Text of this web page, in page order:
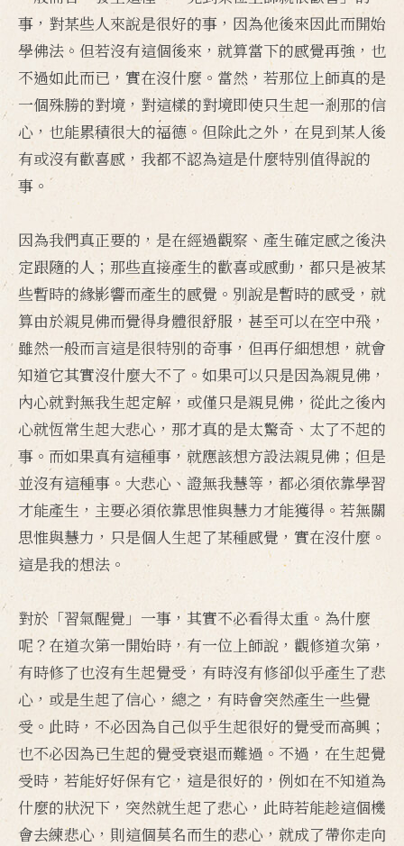
事，對某些人來說是很好的事，因為他後來因此而開始
學佛法。但若沒有這個後來，就算當下的感覺再強，也
不過如此而已，實在沒什麼。當然，若那位上師真的是
一個殊勝的對境，對這樣的對境即使只生起一剎那的信
心，也能累積很大的福德。但除此之外，在見到某人後
有或沒有歡喜感，我都不認為這是什麼特別值得說的
事。
因為我們真正要的，是在經過觀察、產生確定感之後決
定跟隨的人；那些直接產生的歡喜或感動，都只是被某
些暫時的緣影響而產生的感覺。別說是暫時的感受，就
算由於親見佛而覺得身體很舒服，甚至可以在空中飛，
雖然一般而言這是很特別的奇事，但再仔細想想，就會
知道它其實沒什麼大不了。如果可以只是因為親見佛，
內心就對無我生起定解，或僅只是親見佛，從此之後內
心就恆常生起大悲心，那才真的是太驚奇、太了不起的
事。而如果真有這種事，就應該想方設法親見佛；但是
並沒有這種事。大悲心、證無我慧等，都必須依靠學習
才能產生，主要必須依靠思惟與慧力才能獲得。若無關
思惟與慧力，只是個人生起了某種感覺，實在沒什麼。
這是我的想法。
對於「習氣醒覺」一事，其實不必看得太重。為什麼
呢？在道次第一開始時，有一位上師說，觀修道次第，
有時修了也沒有生起覺受，有時沒有修卻似乎產生了悲
心，或是生起了信心，總之，有時會突然產生一些覺
受。此時，不必因為自己似乎生起很好的覺受而高興；
也不必因為已生起的覺受衰退而難過。不過，在生起覺
受時，若能好好保有它，這是很好的，例如在不知道為
什麼的狀況下，突然就生起了悲心，此時若能趁這個機
會去練悲心，則這個莫名而生的悲心，就成了帶你走向